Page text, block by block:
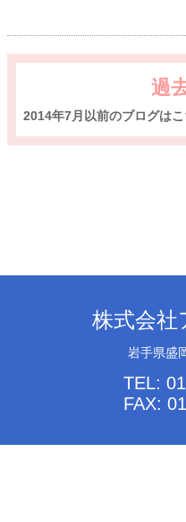
過
2014年7月以前のブログはこ
株式会社
岩手県盛
TEL:
FAX: